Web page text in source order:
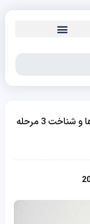
آبله مرغان چیست؟ | باید و نبایدها و شناخت 3 مرحله